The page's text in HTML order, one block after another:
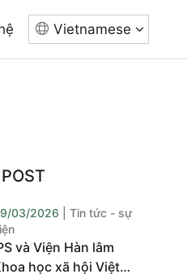
Vietnamese
03/2026
| Tin tức - sự
và Viện Hàn lâm
học xã hội Việt